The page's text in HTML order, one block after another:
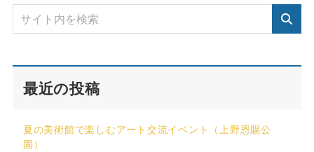
最近の投稿
夏の美術館で楽しむアート交流イベント（上野恩賜公
園）